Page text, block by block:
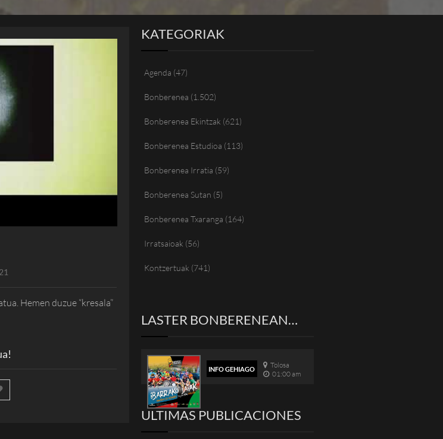
Hemen duzue “kresala”
KATEGORIAK
Agenda (47)
Bonberenea (1.502)
Bonberenea Ekintzak (621)
Bonberenea Estudioa (113)
Bonberenea Irratia (59)
Bonberenea Sutan (5)
Bonberenea Txaranga (164)
Irratsaioak (56)
Kontzertuak (741)
LASTER BONBERENEAN…
INFO GEHIAGO
Tolosa
01:00 am
ULTIMAS PUBLICACIONES